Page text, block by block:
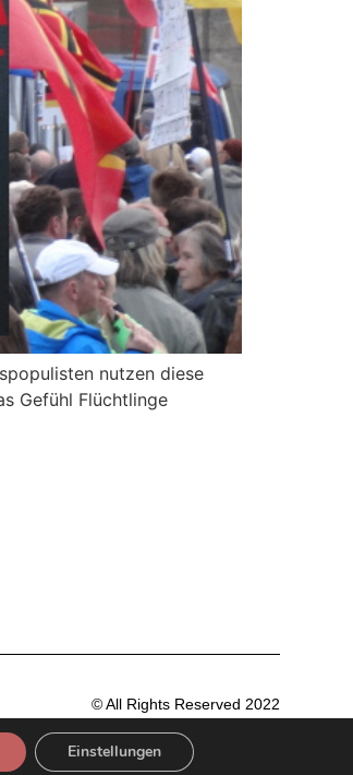
nutzen diese
Gefühl Flüchtlinge
© All Rights Reserved 2022
Einstellungen